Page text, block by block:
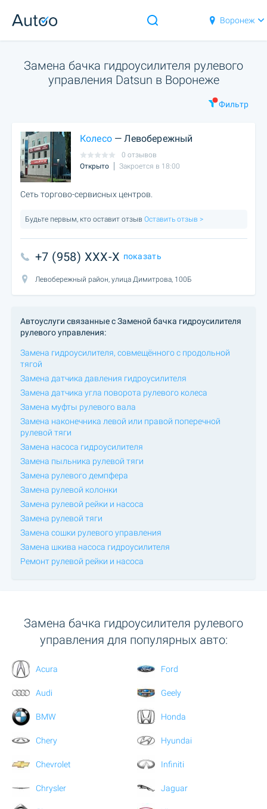
Воронеж
Замена бачка гидроусилителя рулевого
управления Datsun в Воронеже
Фильтр
Колесо— Левобережный
0 отзывов
Открыто
Закроется в 18:00
Сеть торгово-сервисных центров.
Будьте первым, кто оставит отзыв Оставить отзыв >
+7 (958) XXX-X показать
Левобережный район, улица Димитрова, 100Б
Автоуслуги связанные с Заменой бачка гидроусилителя
рулевого управления:
Замена гидроусилителя, совмещённого с продольной
тягой
Замена датчика давления гидроусилителя
Замена датчика угла поворота рулевого колеса
Замена муфты рулевого вала
Замена наконечника левой или правой поперечной
рулевой тяги
Замена насоса гидроусилителя
Замена пыльника рулевой тяги
Замена рулевого демпфера
Замена рулевой колонки
Замена рулевой рейки и насоса
Замена рулевой тяги
Замена сошки рулевого управления
Замена шкива насоса гидроусилителя
Ремонт рулевой рейки и насоса
Замена бачка гидроусилителя рулевого
управления для популярных авто:
Acura
Audi
BMW
Chery
Chevrolet
Chrysler
Ford
Geely
Honda
Hyundai
Infiniti
Jaguar